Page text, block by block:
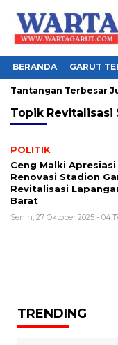
BERANDA GARUT
Tantangan Terbesar
Topik Revitalisasi
POLITIK
Ceng Malki Apresiasi
Renovasi Stadion
Revitalisasi
Barat
Senin, 27 Oktober 2025 -
TRENDING